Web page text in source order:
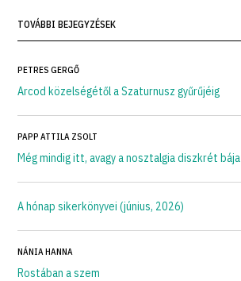
TOVÁBBI BEJEGYZÉSEK
PETRES GERGŐ
Arcod közelségétől a Szaturnusz gyűrűjéig
PAPP ATTILA ZSOLT
Még mindig itt, avagy a nosztalgia diszkrét bája
A hónap sikerkönyvei (június, 2026)
NÁNIA HANNA
Rostában a szem